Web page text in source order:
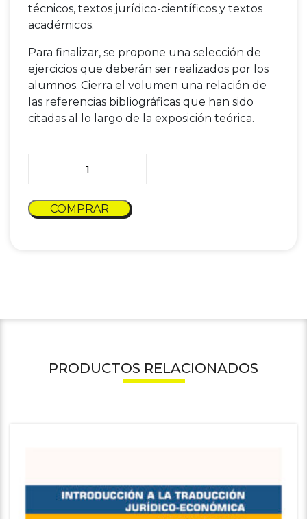
técnicos, textos jurídico-científicos y textos
académicos.
Para finalizar, se propone una selección de
ejercicios que deberán ser realizados por los
alumnos. Cierra el volumen una relación de
las referencias bibliográficas que han sido
citadas al lo largo de la exposición teórica.
COMPRAR
PRODUCTOS RELACIONADOS